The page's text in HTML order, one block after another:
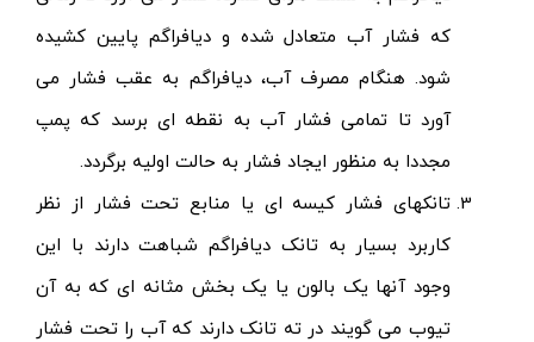
که فشار آب متعادل شده و دیافراگم پایین کشیده
شود. هنگام مصرف آب، دیافراگم به عقب فشار می
آورد تا تمامی فشار آب به نقطه ای برسد که پمپ
مجددا به منظور ایجاد فشار به حالت اولیه برگردد.
تانکهای فشار کیسه ای یا منابع تحت فشار از نظر
کاربرد بسیار به تانک دیافراگم شباهت دارند با این
وجود آنها یک بالون یا یک بخش مثانه ای که به آن
تیوب می گویند در ته تانک دارند که آب را تحت فشار